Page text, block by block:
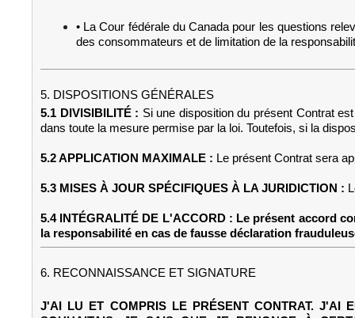
• La Cour fédérale du Canada pour les questions
des consommateurs et de limitation de la
5. DISPOSITIONS GÉNÉRALES
5.1 DIVISIBILITÉ : Si une disposition du présent Contrat
dans toute la mesure permise par la loi. Toutefois, si la
5.2 APPLICATION MAXIMALE : Le présent Contrat sera
5.3 MISES À JOUR SPÉCIFIQUES À LA JURIDICTION :
5.4 INTÉGRALITÉ DE L'ACCORD : Le présent accord
la responsabilité en cas de fausse déclaration
6. RECONNAISSANCE ET SIGNATURE
J'AI LU ET COMPRIS LE PRÉSENT CONTRAT. J'AI